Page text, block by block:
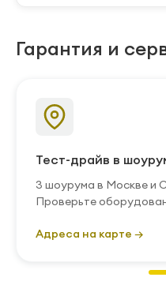
Гарантия и
Тест-драйв в
3 шоурума в Москве и
Проверьте
Адреса на карте →